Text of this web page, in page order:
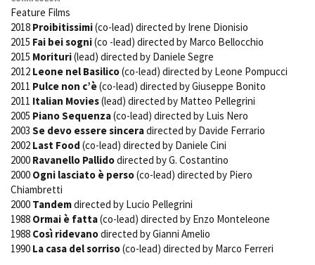
Short Film Fund
PRODUCTION GUIDE
Società di produzione
Strutture di servizio
Professionisti
Attrici-Attori
Beginners
LOCATION GUIDE
FILM DATABASE
BOOK DATABASE
David di Donatello
Nastri d’Argento
Premio Solinas
STRUMENTI
Location - Accedi al tuo
profilo
Location - Nuovo utente
Newsletter
Lavora con noi
Lavoro
Elenco Operatori Economici
per affidamento lavori in
economia
Feature Films
2018 Proibitissimi(co-lead) directed by Irene Dionisio
2015 Fai bei sogni(co -lead) directed by Marco Bellocchio
2015 Morituri(lead) directed by Daniele Segre
2012 Leone nel Basilico(co-lead) directed by Leone Pompucci
2011 Pulce non c’è(co-lead) directed by Giuseppe Bonito
2011 Italian Movies(lead) directed by Matteo Pellegrini
2005 Piano Sequenza(co-lead) directed by Luis Nero
2003 Se devo essere sinceradirected by Davide Ferrario
2002 Last Food (co-lead) directed by Daniele Cini
2000 Ravanello Pallidodirected by G. Costantino
2000 Ogni lasciato è perso(co-lead) directed by Piero
Chiambretti
2000 Tandemdirected by Lucio Pellegrini
1988 Ormai è fatta(co-lead) directed by Enzo Monteleone
1988 Così ridevanodirected by Gianni Amelio
1990 La casa del sorriso(co-lead) directed by Marco Ferreri